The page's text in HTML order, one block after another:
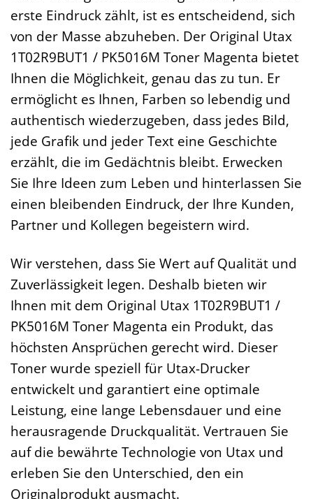
erste Eindruck zählt, ist es entscheidend, sich
von der Masse abzuheben. Der Original Utax
1T02R9BUT1 / PK5016M Toner Magenta bietet
Ihnen die Möglichkeit, genau das zu tun. Er
ermöglicht es Ihnen, Farben so lebendig und
authentisch wiederzugeben, dass jedes Bild,
jede Grafik und jeder Text eine Geschichte
erzählt, die im Gedächtnis bleibt. Erwecken
Sie Ihre Ideen zum Leben und hinterlassen Sie
einen bleibenden Eindruck, der Ihre Kunden,
Partner und Kollegen begeistern wird.
Wir verstehen, dass Sie Wert auf Qualität und
Zuverlässigkeit legen. Deshalb bieten wir
Ihnen mit dem Original Utax 1T02R9BUT1 /
PK5016M Toner Magenta ein Produkt, das
höchsten Ansprüchen gerecht wird. Dieser
Toner wurde speziell für Utax-Drucker
entwickelt und garantiert eine optimale
Leistung, eine lange Lebensdauer und eine
herausragende Druckqualität. Vertrauen Sie
auf die bewährte Technologie von Utax und
erleben Sie den Unterschied, den ein
Originalprodukt ausmacht.